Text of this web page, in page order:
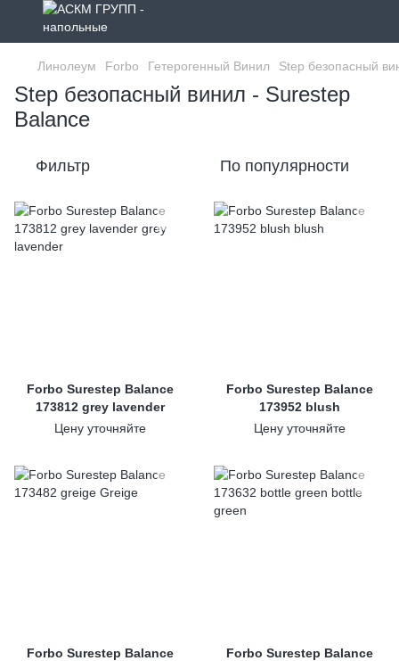
Линолеум Forbo Гетерогенный Винил Step безопасный
Step безопасный винил - Surestep
Balance
Фильтр По популярности
Forbo Surestep Balance
173812 grey lavender
Цену уточняйте
Forbo Surestep Balance
173952 blush
Цену уточняйте
Forbo Surestep Balance
Forbo Surestep Balance